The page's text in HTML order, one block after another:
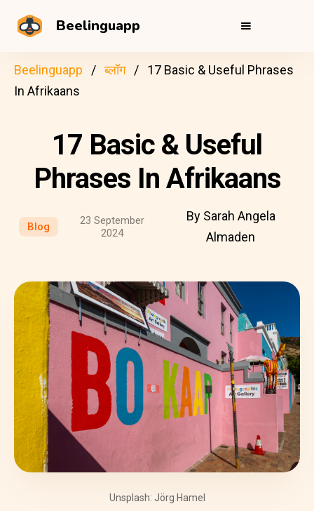
Beelinguapp
Beelinguapp ब्लॉग
17 Basic & Useful Phrases
In Afrikaans
17 Basic & Useful
Phrases In Afrikaans
Blog
23 September
2024
By Sarah Angela
Almaden
Unsplash: Jörg Hamel